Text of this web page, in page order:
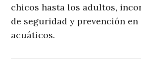
chicos hasta los adultos,
de seguridad y prevención
acuáticos.